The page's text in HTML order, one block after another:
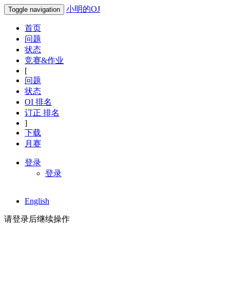
Toggle navigation 小明的OJ
首页
问题
状态
竞赛&作业
[
问题
状态
OI 排名
订正 排名
]
下载
月赛
登录
登录
English
请登录后继续操作